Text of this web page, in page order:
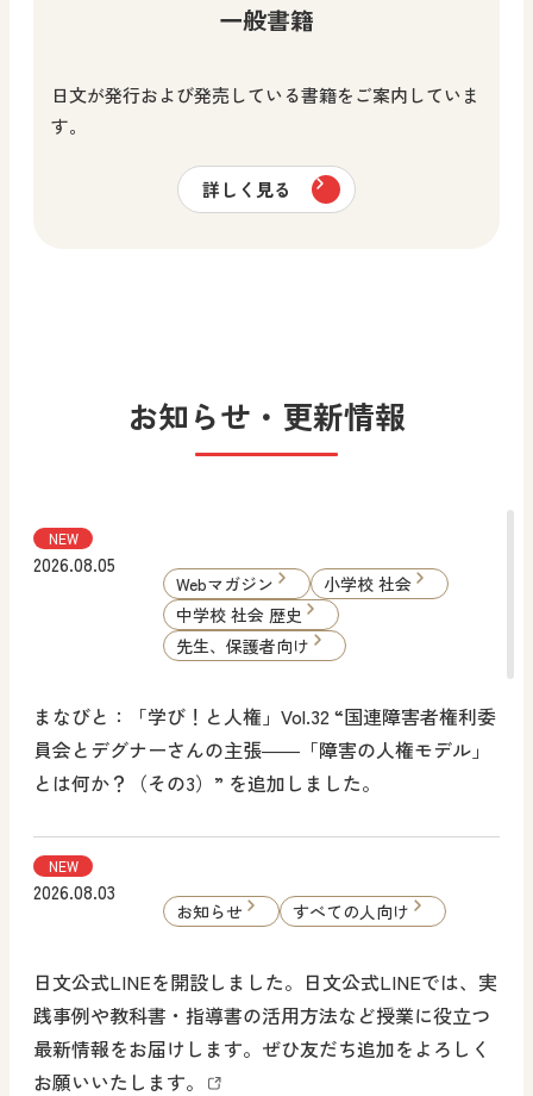
一般書籍
日文が発行および発売している書籍をご案内していま
す。
詳しく見る
お知らせ・更新情報
NEW
2026.08.05
Webマガジン
小学校 社会
中学校 社会 歴史
先生、保護者向け
まなびと：「学び！と人権」Vol.32 “国連障害者権利委
員会とデグナーさんの主張――「障害の人権モデル」
とは何か？（その3）” を追加しました。
NEW
2026.08.03
お知らせ すべての人向け
日文公式LINEを開設しました。日文公式LINEでは、実
践事例や教科書・指導書の活用方法など授業に役立つ
最新情報をお届けします。ぜひ友だち追加をよろしく
お願いいたします。